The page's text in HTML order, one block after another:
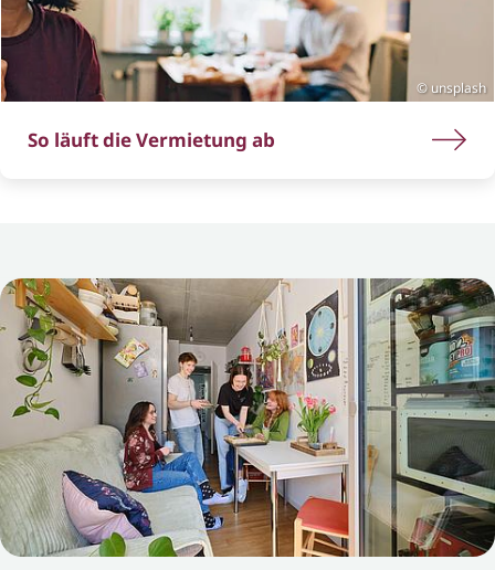
unsplash
So läuft die Vermietung ab